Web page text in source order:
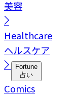
美容
Healthcare
ヘルスケア
Fortune
占い
Comics